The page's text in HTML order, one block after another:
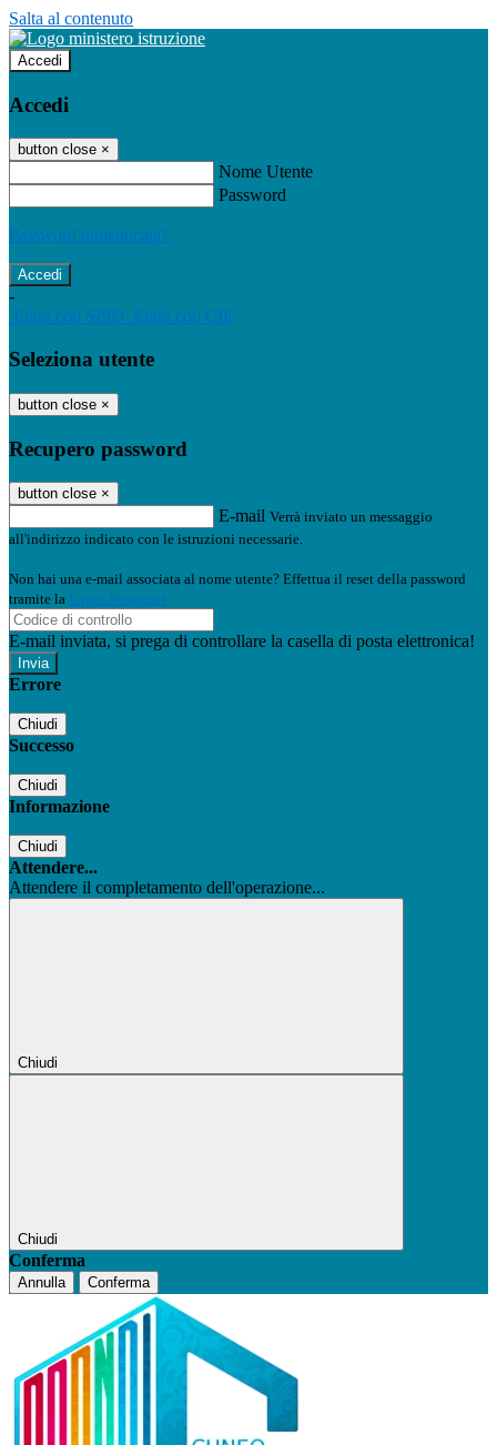
Salta al contenuto
Accedi
Accedi
button close ×
Nome Utente
Password
Password dimenticata?
-
Entra con SPID Entra con CIE
Seleziona utente
button close ×
Recupero password
button close ×
E-mail Verrà inviato un messaggio
all'indirizzo indicato con le istruzioni necessarie.
Non hai una e-mail associata al nome utente? Effettua il reset della password
tramite la Login Spaggiari
E-mail inviata, si prega di controllare la casella di posta elettronica!
Errore
Chiudi
Successo
Chiudi
Informazione
Chiudi
Attendere...
Attendere il completamento dell'operazione...
Chiudi
Chiudi
Conferma
Annulla Conferma